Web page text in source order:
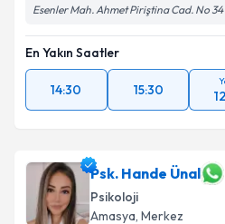
Esenler Mah. Ahmet Piriştina Cad. No
En Yakın Saatler
14:30 15:30
Psk. Hande Ünal
Psikoloji
Amasya, Merkez